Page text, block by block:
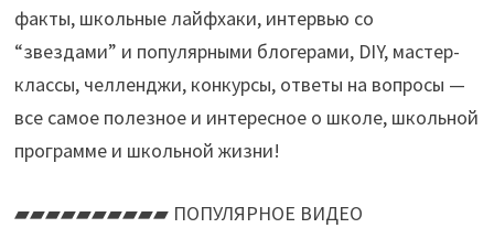
факты, школьные лайфхаки, интервью со
“звездами” и популярными блогерами, DIY, мастер-
классы, челленджи, конкурсы, ответы на вопросы —
все самое полезное и интересное о школе, школьной
программе и школьной жизни!
▰▰▰▰▰▰▰▰▰▰ ПОПУЛЯРНОЕ ВИДЕО